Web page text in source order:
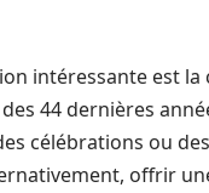
intéressante est la
44 dernières
célébrations ou
offrir